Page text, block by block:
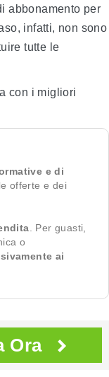
abbonamento per
infatti, non sono
tutte le
con i migliori
e di
offerte e dei
. Per guasti,
o
ai
Ora